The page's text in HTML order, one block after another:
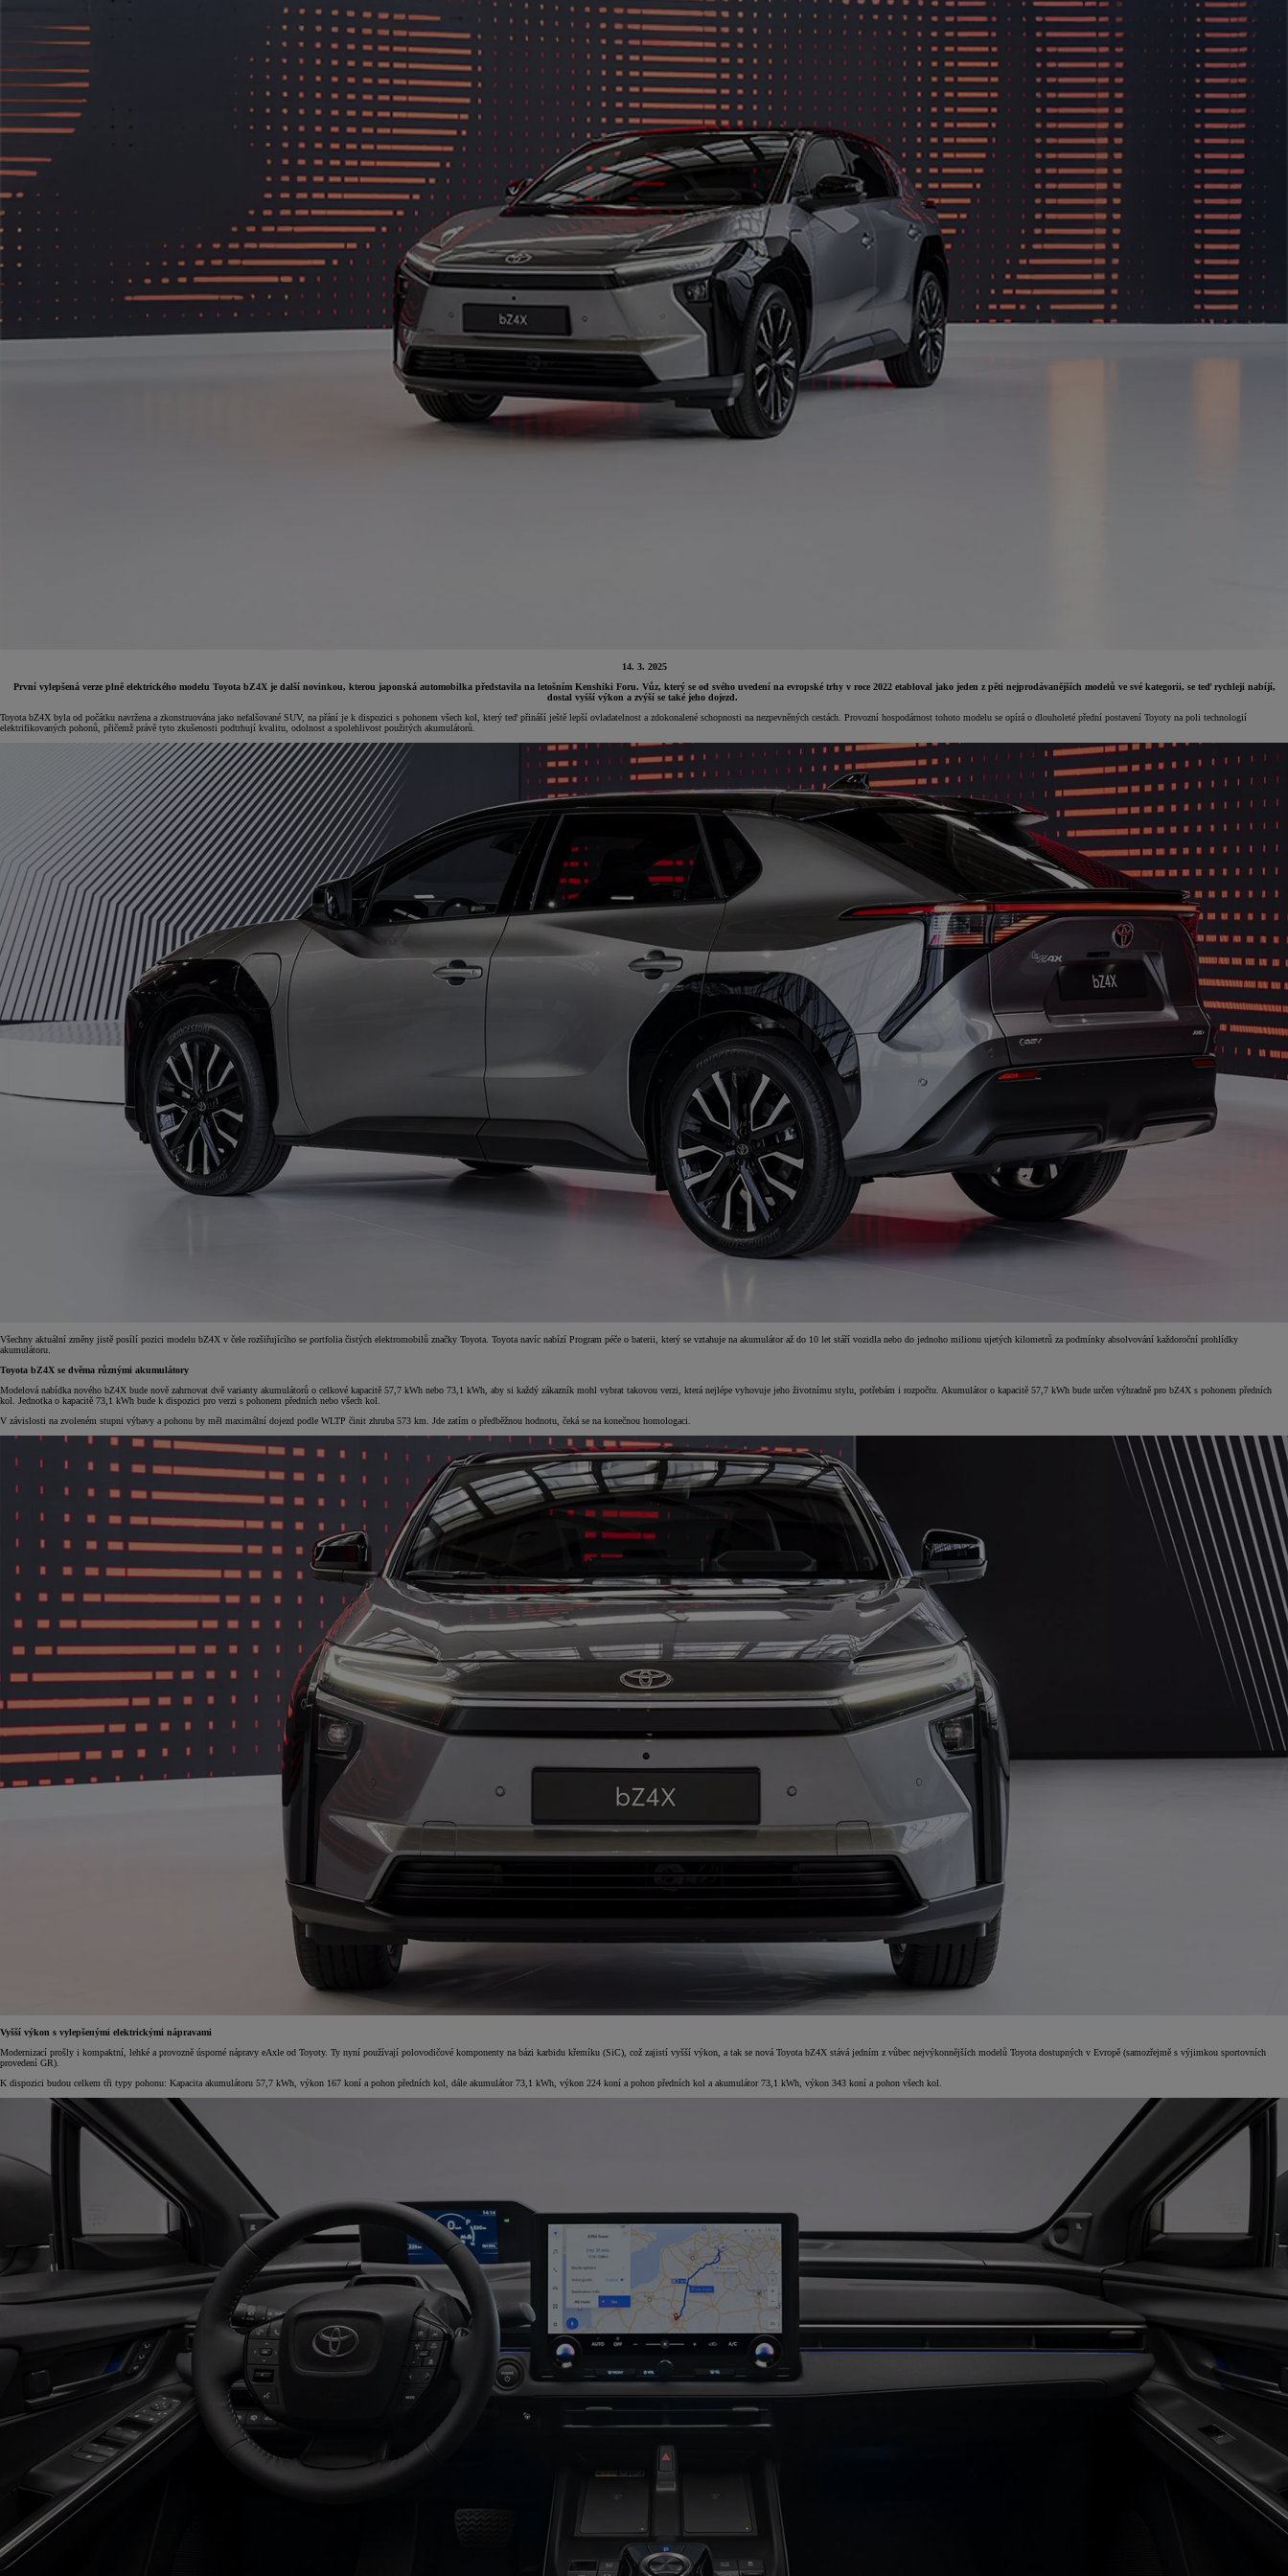
Od399 000 Kčs DPH
20 000 Kč
a bonusu za výkup50 000 Kč
Yaris Cross
HYBRID
549 000 Kčs DPH
vč. zvýhodnění
75 000 Kč
Corolla Hatchback
14. 3. 2025
První vylepšená verze plně elektrického modelu Toyota bZ4X je další novinkou, kterou japonská automobilka představila na letošním Kenshiki Foru. Vůz, který se od svého uvedení na evropské trhy v roce 2022 etabloval jako jeden z pěti nejprodávanějších modelů ve své kategorii, se teď rychleji nabíjí,
dostal vyšší výkon a zvýší se také jeho dojezd.
Toyota bZ4X byla od počátku navržena a zkonstruována jako nefalšované SUV, na přání je k dispozici s pohonem všech kol, který teď přináší ještě lepší ovladatelnost a zdokonalené schopnosti na nezpevněných cestách. Provozní hospodárnost tohoto modelu se opírá o dlouholeté přední postavení Toyoty na poli technologií
elektrifikovaných pohonů, přičemž právě tyto zkušenosti podtrhují kvalitu, odolnost a spolehlivost použitých akumulátorů.
Všechny aktuální změny jistě posílí pozici modelu bZ4X v čele rozšiřujícího se portfolia čistých elektromobilů značky Toyota. Toyota navíc nabízí Program péče o baterii, který se vztahuje na akumulátor až do 10 let stáří vozidla nebo do jednoho milionu ujetých kilometrů za podmínky absolvování každoroční prohlídky
akumulátoru.
Toyota bZ4X se dvěma různými akumulátory
Modelová nabídka nového bZ4X bude nově zahrnovat dvě varianty akumulátorů o celkové kapacitě 57,7 kWh nebo 73,1 kWh, aby si každý zákazník mohl vybrat takovou verzi, která nejlépe vyhovuje jeho životnímu stylu, potřebám i rozpočtu. Akumulátor o kapacitě 57,7 kWh bude určen výhradně pro bZ4X s pohonem předních
kol. Jednotka o kapacitě 73,1 kWh bude k dispozici pro verzi s pohonem předních nebo všech kol.
V závislosti na zvoleném stupni výbavy a pohonu by měl maximální dojezd podle WLTP činit zhruba 573 km. Jde zatím o předběžnou hodnotu, čeká se na konečnou homologaci.
Vyšší výkon s vylepšenými elektrickými nápravami
Modernizací prošly i kompaktní, lehké a provozně úsporné nápravy eAxle od Toyoty. Ty nyní používají polovodičové komponenty na bázi karbidu křemíku (SiC), což zajistí vyšší výkon, a tak se nová Toyota bZ4X stává jedním z vůbec nejvýkonnějších modelů Toyota dostupných v Evropě (samozřejmě s výjimkou sportovních
provedení GR).
K dispozici budou celkem tři typy pohonu: Kapacita akumulátoru 57,7 kWh, výkon 167 koní a pohon předních kol, dále akumulátor 73,1 kWh, výkon 224 koní a pohon předních kol a akumulátor 73,1 kWh, výkon 343 koní a pohon všech kol.